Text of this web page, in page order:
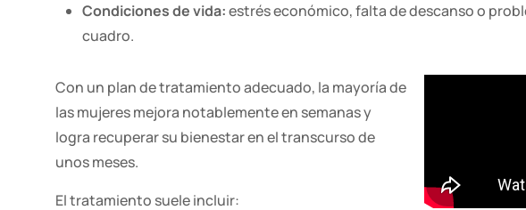
Condiciones de vida:estrés económico, falta de descanso o
cuadro.
Con un plan de tratamiento adecuado, la mayoría de
las mujeres mejora notablemente en semanas y
logra recuperar su bienestar en el transcurso de
unos meses.
El tratamiento suele incluir: